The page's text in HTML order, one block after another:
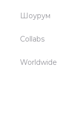
Шоурум
Collabs
Worldwide